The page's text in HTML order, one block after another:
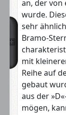
an, der von
wurde.
sehr
Bramo-
mit
Reihe auf
gebaut
aus der
mögen,